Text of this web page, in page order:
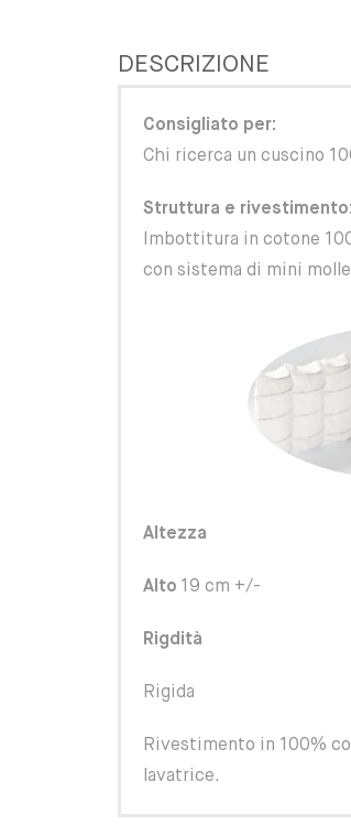
DESCRIZIONE
Consigliato per:
Chi ricerca un cuscino
Struttura e rivestimento:
Imbottitura in cotone
con sistema di mini
Altezza
Alto 19 cm +/-
Rigdità
Rigida
Rivestimento in 100%
lavatrice.